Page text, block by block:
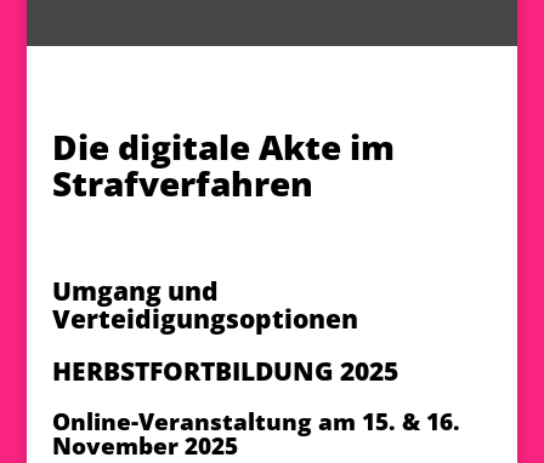
Die digitale Akte im
Strafverfahren
Umgang und
Verteidigungsoptionen
HERBSTFORTBILDUNG 2025
Online-Veranstaltung am 15. & 16.
November 2025